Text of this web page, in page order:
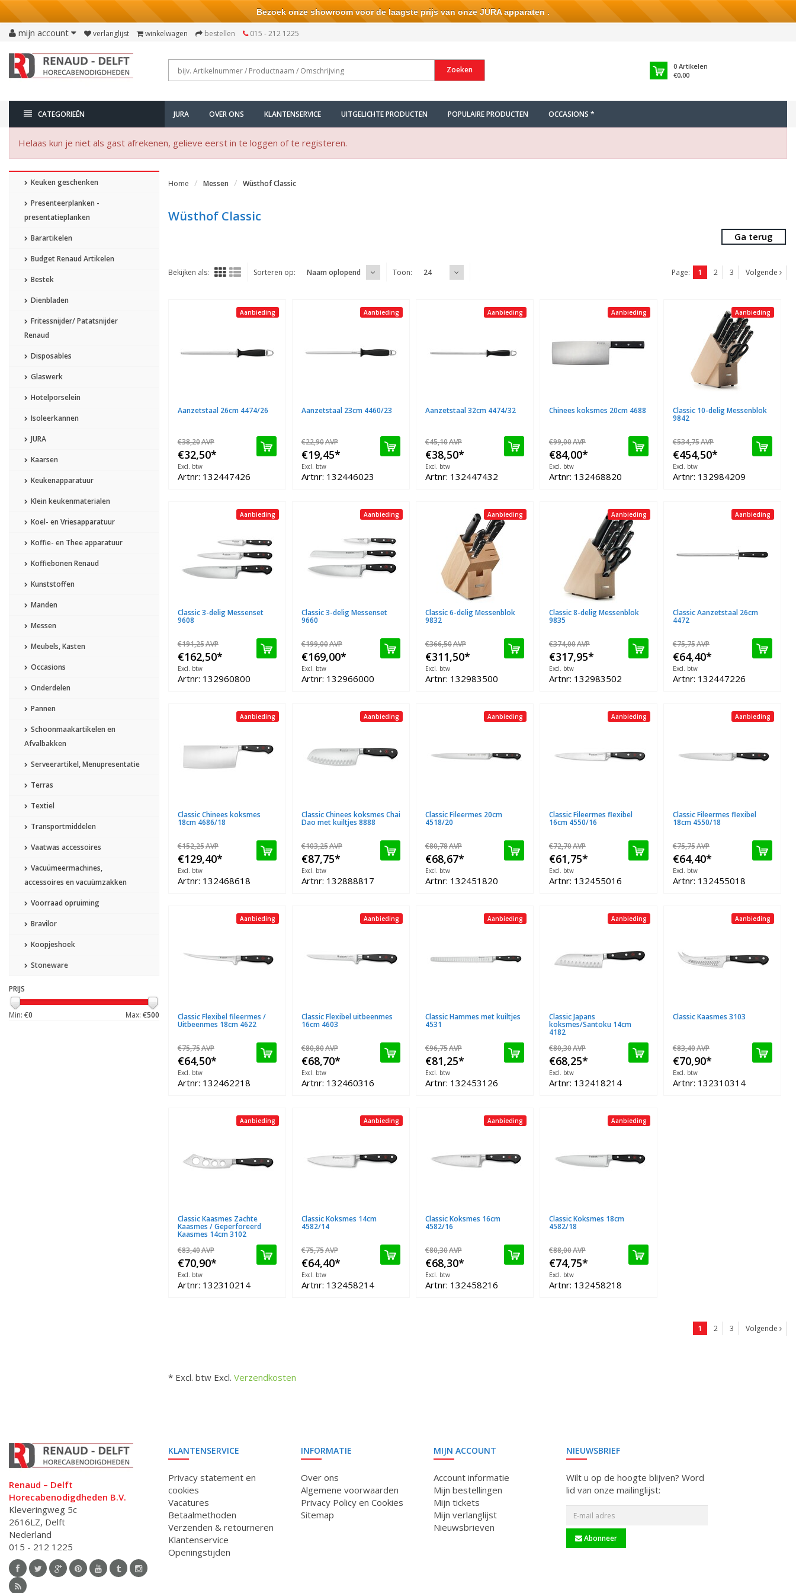
mijn account verlanglijst winkelwagen bestellen 015 - 212 1225
Zoeken 0Artikelen
€0,00
CATEGORIEËN JURA OVER ONS KLANTENSERVICE UITGELICHTE PRODUCTEN POPULAIRE PRODUCTEN OCCASIONS *
Helaas kun je niet als gast afrekenen, gelieve eerst in te loggen of te registeren.
Keuken geschenken
Presenteerplanken -
presentatieplanken
Barartikelen
Budget Renaud Artikelen
Bestek
Dienbladen
Fritessnijder/ Patatsnijder
Renaud
Disposables
Glaswerk
Hotelporselein
Isoleerkannen
JURA
Kaarsen
Keukenapparatuur
Klein keukenmaterialen
Koel- en Vriesapparatuur
Koffie- en Thee apparatuur
Koffiebonen Renaud
Kunststoffen
Manden
Messen
Meubels, Kasten
Occasions
Onderdelen
Pannen
Schoonmaakartikelen en
Afvalbakken
Serveerartikel, Menupresentatie
Terras
Textiel
Transportmiddelen
Vaatwas accessoires
Vacuümeermachines,
accessoires en vacuümzakken
Voorraad opruiming
Bravilor
Koopjeshoek
Stoneware
PRIJS
Min: €0 Max: €500
Home Messen Wüsthof Classic
Wüsthof Classic
Ga terug
Bekijken als: Sorteren op: Naam oplopend Toon: 24 Page: 1 2 3 Volgende
Aanbieding
Aanzetstaal 26cm 4474/26
€38,20AVP
€32,50*
Excl. btw
Artnr: 132447426
Aanbieding
Aanzetstaal 23cm 4460/23
€22,90AVP
€19,45*
Excl. btw
Artnr: 132446023
Aanbieding
Aanzetstaal 32cm 4474/32
€45,10AVP
€38,50*
Excl. btw
Artnr: 132447432
Aanbieding
Chinees koksmes 20cm 4688
€99,00AVP
€84,00*
Excl. btw
Artnr: 132468820
Aanbieding
Classic 10-delig Messenblok
9842
€534,75AVP
€454,50*
Excl. btw
Artnr: 132984209
Aanbieding
Classic 3-delig Messenset
9608
€191,25AVP
€162,50*
Excl. btw
Artnr: 132960800
Aanbieding
Classic 3-delig Messenset
9660
€199,00AVP
€169,00*
Excl. btw
Artnr: 132966000
Aanbieding
Classic 6-delig Messenblok
9832
€366,50AVP
€311,50*
Excl. btw
Artnr: 132983500
Aanbieding
Classic 8-delig Messenblok
9835
€374,00AVP
€317,95*
Excl. btw
Artnr: 132983502
Aanbieding
Classic Aanzetstaal 26cm
4472
€75,75AVP
€64,40*
Excl. btw
Artnr: 132447226
Aanbieding
Classic Chinees koksmes
18cm 4686/18
€152,25AVP
€129,40*
Excl. btw
Artnr: 132468618
Aanbieding
Classic Chinees koksmes Chai
Dao met kuiltjes 8888
€103,25AVP
€87,75*
Excl. btw
Artnr: 132888817
Aanbieding
Classic Fileermes 20cm
4518/20
€80,78AVP
€68,67*
Excl. btw
Artnr: 132451820
Aanbieding
Classic Fileermes flexibel
16cm 4550/16
€72,70AVP
€61,75*
Excl. btw
Artnr: 132455016
Aanbieding
Classic Fileermes flexibel
18cm 4550/18
€75,75AVP
€64,40*
Excl. btw
Artnr: 132455018
Aanbieding
Classic Flexibel fileermes /
Uitbeenmes 18cm 4622
€75,75AVP
€64,50*
Excl. btw
Artnr: 132462218
Aanbieding
Classic Flexibel uitbeenmes
16cm 4603
€80,80AVP
€68,70*
Excl. btw
Artnr: 132460316
Aanbieding
Classic Hammes met kuiltjes
4531
€96,75AVP
€81,25*
Excl. btw
Artnr: 132453126
Aanbieding
Classic Japans
koksmes/Santoku 14cm
4182
€80,30AVP
€68,25*
Excl. btw
Artnr: 132418214
Aanbieding
Classic Kaasmes 3103
€83,40AVP
€70,90*
Excl. btw
Artnr: 132310314
Aanbieding
Classic Kaasmes Zachte
Kaasmes / Geperforeerd
Kaasmes 14cm 3102
€83,40AVP
€70,90*
Excl. btw
Artnr: 132310214
Aanbieding
Classic Koksmes 14cm
4582/14
€75,75AVP
€64,40*
Excl. btw
Artnr: 132458214
Aanbieding
Classic Koksmes 16cm
4582/16
€80,30AVP
€68,30*
Excl. btw
Artnr: 132458216
Aanbieding
Classic Koksmes 18cm
4582/18
€88,00AVP
€74,75*
Excl. btw
Artnr: 132458218
1 2 3 Volgende
* Excl. btw Excl. Verzendkosten
Renaud – Delft
Horecabenodigdheden B.V.
Kleveringweg 5c
2616LZ, Delft
Nederland
015 - 212 1225
KLANTENSERVICE
Privacy statement en
cookies
Vacatures
Betaalmethoden
Verzenden & retourneren
Klantenservice
Openingstijden
INFORMATIE
Over ons
Algemene voorwaarden
Privacy Policy en Cookies
Sitemap
MIJN ACCOUNT
Account informatie
Mijn bestellingen
Mijn tickets
Mijn verlanglijst
Nieuwsbrieven
NIEUWSBRIEF
Wilt u op de hoogte blijven? Word
lid van onze mailinglijst:
Abonneer
Bezoek onze showroom voor de laagste prijs van onze JURA apparaten .